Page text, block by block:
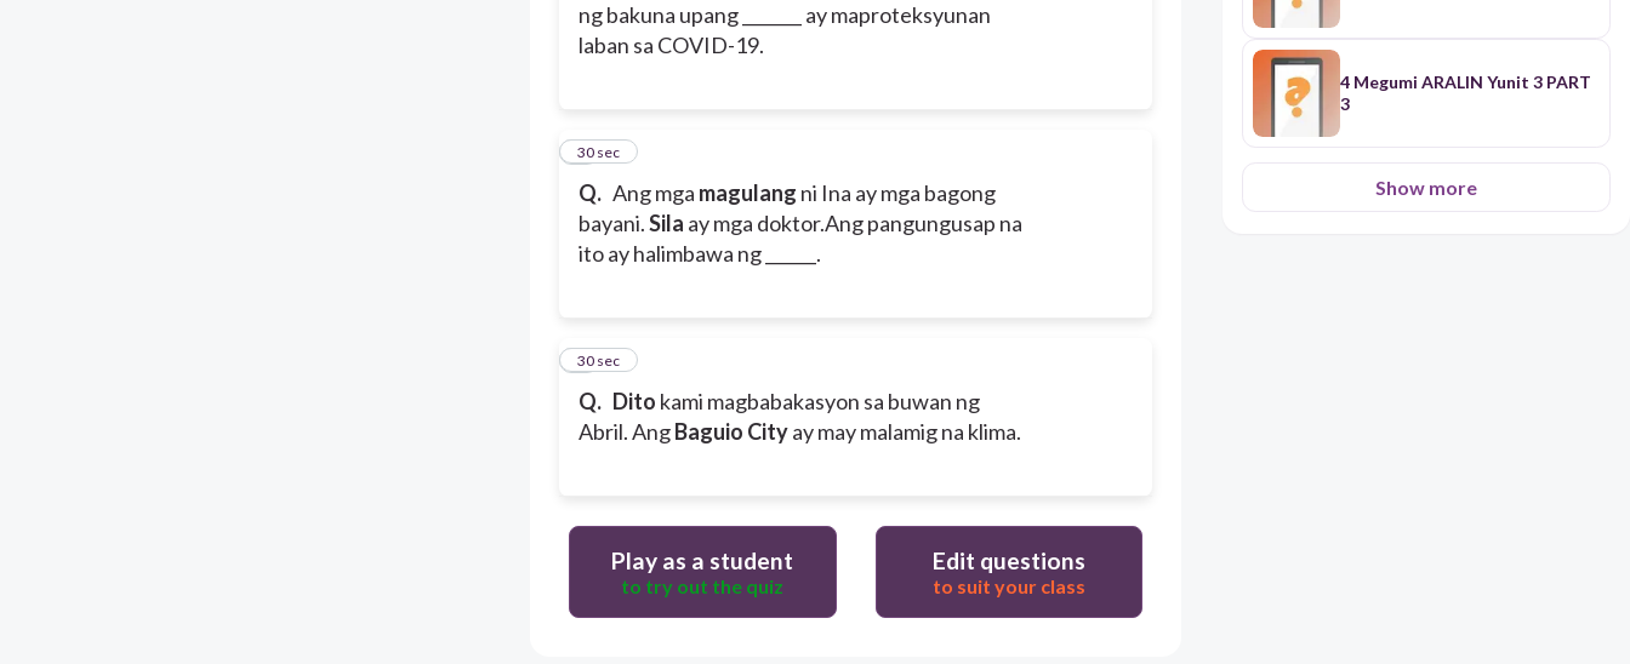
ng bakuna upang _______ ay maproteksyunan
laban sa COVID-19.
Q. Ang mga magulang ni Ina ay mga bagong
bayani.Sila ay mga doktor.Ang pangungusap na
ito ay halimbawa ng ______.
5
30 sec
Q. Dito kami magbabakasyon sa buwan ng
Abril. AngBaguio Cityay may malamig na klima.
6
30 sec
Play as a student
to try out the quiz
Edit questions
to suit your class
4 Megumi ARALIN Yunit 3 PART
3
Show more